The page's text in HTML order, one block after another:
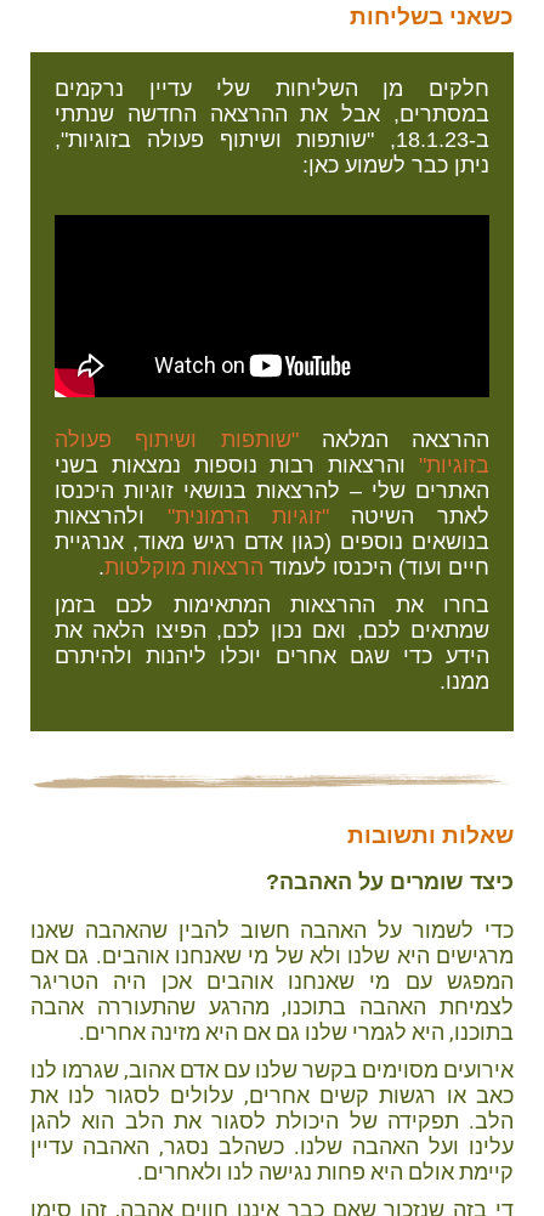
כשאני בשליחות
חלקים מן השליחות שלי עדיין נרקמים
במסתרים, אבל את ההרצאה החדשה שנתתי
ב-18.1.23, "שותפות ושיתוף פעולה בזוגיות",
ניתן כבר לשמוע כאן:
ההרצאה המלאה"שותפות ושיתוף פעולה
בזוגיות" והרצאות רבות נוספות נמצאות בשני
האתרים שלי – להרצאות בנושאי זוגיות היכנסו
לאתר השיטה"זוגיות הרמונית" ולהרצאות
בנושאים נוספים (כגון אדם רגיש מאוד, אנרגיית
חיים ועוד) היכנסו לעמוד הרצאות מוקלטות.
בחרו את ההרצאות המתאימות לכם בזמן
שמתאים לכם, ואם נכון לכם, הפיצו הלאה את
הידע כדי שגם אחרים יוכלו ליהנות ולהיתרם
ממנו.
שאלות ותשובות
כיצד שומרים על האהבה?
כדי לשמור על האהבה חשוב להבין שהאהבה שאנו
מרגישים היא שלנו ולא של מי שאנחנו אוהבים. גם אם
המפגש עם מי שאנחנו אוהבים אכן היה הטריגר
לצמיחת האהבה בתוכנו, מהרגע שהתעוררה אהבה
בתוכנו, היא לגמרי שלנו גם אם היא מזינה אחרים.
אירועים מסוימים בקשר שלנו עם אדם אהוב, שגרמו לנו
כאב או רגשות קשים אחרים, עלולים לסגור לנו את
הלב. תפקידה של היכולת לסגור את הלב הוא להגן
עלינו ועל האהבה שלנו. כשהלב נסגר, האהבה עדיין
קיימת אולם היא פחות נגישה לנו ולאחרים.
די בזה שנזכור שאם כבר איננו חווים אהבה, זהו סימן